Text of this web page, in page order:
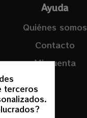
Ayuda
Quiénes somos
Contacto
Mi cuenta
terceros